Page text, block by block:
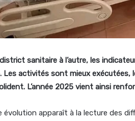
district sanitaire à l’autre, les
Les activités sont mieux
L’année 2025 vient ainsi
évolution apparaît à la lecture des